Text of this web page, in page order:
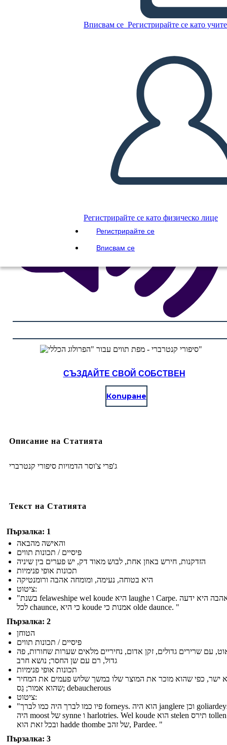
Вписвам се Регистрирайте се като
Регистрирайте се като физическо лице
Регистрирайте се
Вписвам се
עבור "הפרולוג הכללי"
Копирайте този Storyboard
СЪЗДАЙТЕ СЦЕНАРИЙ
ПУСКАНЕ НА СЛАЙДШОУ
ЧЕТИ МИ
СЪЗДАЙТЕ СВОЙ СОБСТВЕН
Копиране
Описание на Статията
ג'פרי צ'וסר הדמויות סיפורי קנטרברי
Текст на Статията
Пързалка: 1
והאישה מהבאה
פיסיים / תכונות תווים
הזדקנות, חירש באוזן אחת, לבוש מאוד דק, יש פערים בין שיניה
תכונות אופי פנימיות
היא בטוחה, נעימה, ומומחה אהבה ורומנטיקה
ציטוט:
"בשנת felaweshipe wel koude היא laughe ו Carpe. סעדי אהבה היא ידעה
לכל chaunce, כי היא koude אמנות כי olde daunce. "
Пързалка: 2
הטוחן
פיסיים / תכונות תווים
עם שרירים גדולים, זקן אדום, נחיריים מלאים שערות שחורות, פה
גדול, רם עם שן החסר; נושא חרב
תכונות אופי פנימיות
ישר, כפי שהוא מוכר את המוצר שלו במשך שלוש פעמים את המחיר
שהוא אמור; גַס; debaucherous
ציטוט:
"פיו כמו לברך היה כמו לברך forneys. הוא היה janglere וכן goliardeys, וזה
היה moost של synne ו harlotries. Wel koude הוא stelen תירס tollen thries;
ובכל זאת הוא hadde thombe של זהב, Pardee. "
Пързалка: 3